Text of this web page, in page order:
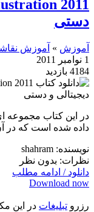
دستی
آموزش » آموزش
1 نوامبر 2011
4184 بازدید
داده شده است که در
نویسنده: shahram
نظرات: بدون نظر
دانلود / ادامه مطلب
Download now
رزرو تبلیغات در این